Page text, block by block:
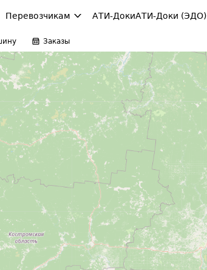
Перевозчикам АТИ-ДокиАТИ-Доки (ЭДО)
Заказы